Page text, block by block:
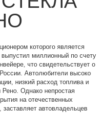
которого является
миллионный по счету
что свидетельствует о
Автолюбители высоко
низкий расход топлива и
Однако непростая
на отечественных
автовладельцев